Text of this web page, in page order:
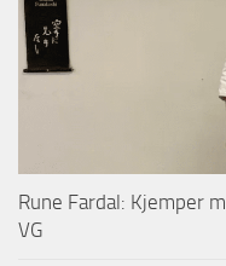
Rune Fardal: Kjemper
VG